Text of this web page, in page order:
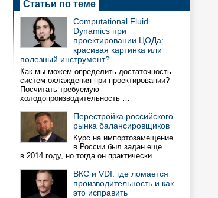
Статьи по теме
Computational Fluid
Dynamics при
проектировании ЦОДа:
красивая картинка или
полезный инструмент?
Как мы можем определить достаточность
систем охлаждения при проектировании?
Посчитать требуемую
холодопроизводительность …
Перестройка российского
рынка балансировщиков
Курс на импортозамещение
в России был задан еще
в 2014 году, но тогда он практически …
ВКС и VDI: где ломается
производительность и как
это исправить